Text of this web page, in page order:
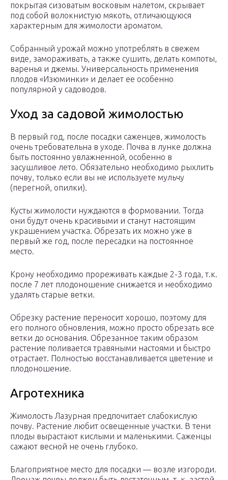
покрытая сизоватым восковым налетом, скрывает
под собой волокнистую мякоть, отличающуюся
характерным для жимолости ароматом.
Собранный урожай можно употреблять в свежем
виде, замораживать, а также сушить, делать компоты,
варенья и джемы. Универсальность применения
плодов «Изюминки» и делает ее особенно
популярной у садоводов.
Уход за садовой жимолостью
В первый год, после посадки саженцев, жимолость
очень требовательна в уходе. Почва в лунке должна
быть постоянно увлажненной, особенно в
засушливое лето. Обязательно необходимо рыхлить
почву, только если вы не используете мульчу
(перегной, опилки).
Кусты жимолости нуждаются в формовании. Тогда
они будут очень красивыми и станут настоящим
украшением участка. Обрезать их можно уже в
первый же год, после пересадки на постоянное
место.
Крону необходимо прореживать каждые 2-3 года, т.к.
после 7 лет плодоношение снижается и необходимо
удалять старые ветки.
Обрезку растение переносит хорошо, поэтому для
его полного обновления, можно просто обрезать все
ветки до основания. Обрезанное таким образом
растение поливается травяными настоями и быстро
отрастает. Полностью восстанавливается цветение и
плодоношение.
Агротехника
Жимолость Лазурная предпочитает слабокислую
почву. Растение любит освещенные участки. В тени
плоды вырастают кислыми и маленькими. Саженцы
сажают весной не очень глубоко.
Благоприятное место для посадки — возле изгороди.